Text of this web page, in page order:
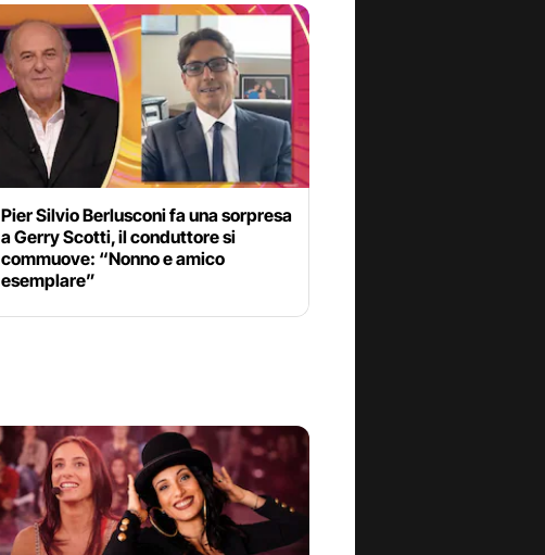
Pier Silvio Berlusconi fa una sorpresa
a Gerry Scotti, il conduttore si
commuove: “Nonno e amico
esemplare”